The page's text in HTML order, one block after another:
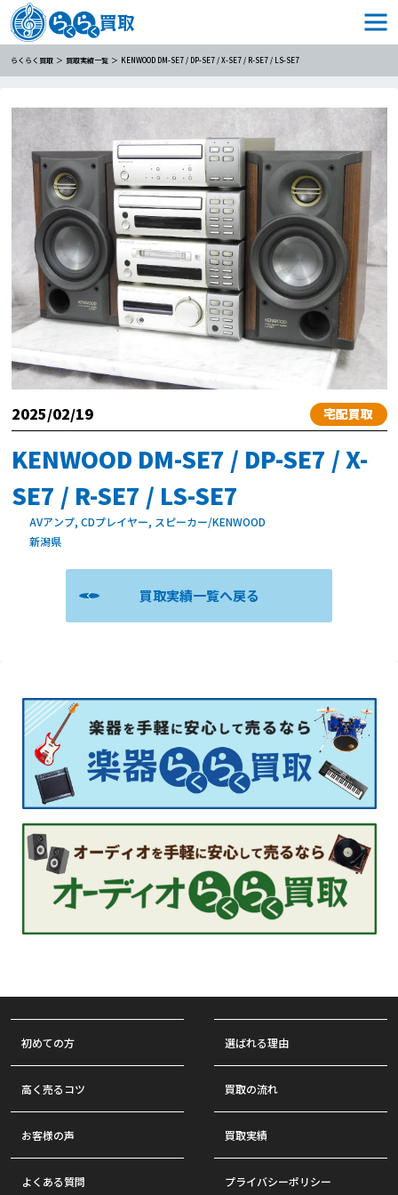
らくらく買取 買取実績一覧 KENWOOD DM-SE7 / DP-SE7 / X-SE7 / R-SE7 / LS-SE7
2025/02/19 宅配買取
KENWOOD DM-SE7 / DP-SE7 / X-
SE7 / R-SE7 / LS-SE7
AVアンプ, CDプレイヤー, スピーカー/KENWOOD
新潟県
買取実績一覧へ戻る
初めての方 選ばれる理由
高く売るコツ 買取の流れ
お客様の声 買取実績
よくある質問 プライバシーポリシー